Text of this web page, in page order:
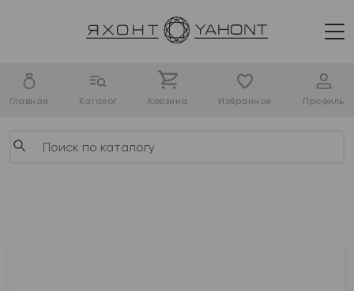
Главная Каталог Корзина Избранное Профиль